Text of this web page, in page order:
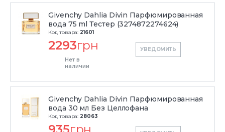
Givenchy Dahlia Divin Парфюмированная
вода 75 ml Тестер (3274872274624)
Код товара: 21601
2293грн
Нет в
наличии
УВЕДОМИТЬ
Givenchy Dahlia Divin Парфюмированная
вода 30 мл Без Целлофана
Код товара: 28063